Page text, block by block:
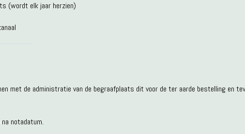
(wordt elk jaar herzien)
met de administratie van de begraafplaats dit voor de ter aarde bestelling en
notadatum.